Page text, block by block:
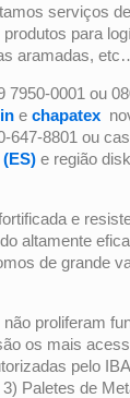
serviços
para
aramadas,
7950-0001 ou
e chapatex
647-8801 ou
e região
e
altamente
de grande
proliferam
os mais
pelo
Paletes de